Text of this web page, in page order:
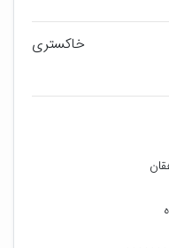
خاکستری